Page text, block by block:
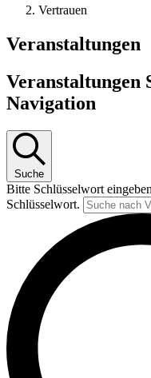
Vertrauen
Veranstaltungen
Veranstaltungen
Navigation
Suche
Bitte Schlüsselwort
Schlüsselwort.